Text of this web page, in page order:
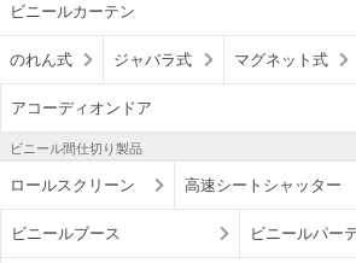
ビニールカーテン
のれん式 ジャバラ式 マグネット式
アコーディオンドア
ビニール間仕切り製品
ロールスクリーン 高速シートシャッター
ビニールブース ビニールパー